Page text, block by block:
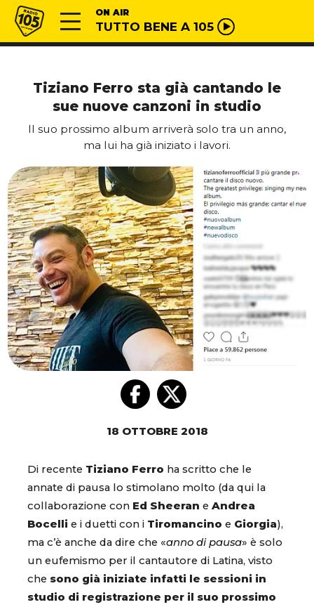
Vai al contenuto
Radio 105 ON AIR
TUTTO BENE A 105
Tiziano Ferro sta già cantando le
sue nuove canzoni in studio
Il suo prossimo album arriverà solo tra un anno,
ma lui ha già iniziato i lavori.
18 OTTOBRE 2018
Di recente Tiziano Ferro ha scritto che le
annate di pausa lo stimolano molto (da qui la
collaborazione con Ed Sheeran e Andrea
Bocelli e i duetti con i Tiromancino e Giorgia),
ma c’è anche da dire che «anno di pausa» è solo
un eufemismo per il cantautore di Latina, visto
che sono già iniziate infatti le sessioni in
studio di registrazione per il suo prossimo